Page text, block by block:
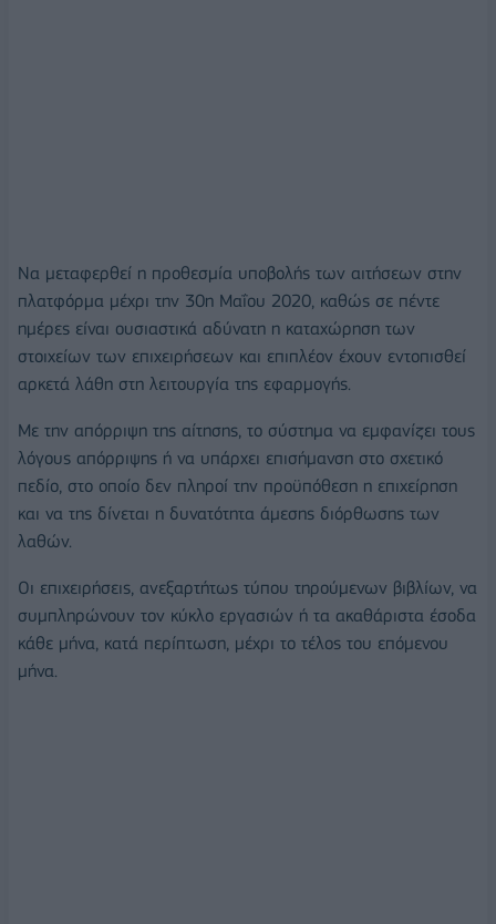
Να μεταφερθεί η προθεσμία υποβολής των αιτήσεων στην
πλατφόρμα μέχρι την 30η Μαΐου 2020, καθώς σε πέντε
ημέρες είναι ουσιαστικά αδύνατη η καταχώρηση των
στοιχείων των επιχειρήσεων και επιπλέον έχουν εντοπισθεί
αρκετά λάθη στη λειτουργία της εφαρμογής.
Με την απόρριψη της αίτησης, το σύστημα να εμφανίζει τους
λόγους απόρριψης ή να υπάρχει επισήμανση στο σχετικό
πεδίο, στο οποίο δεν πληροί την προϋπόθεση η επιχείρηση
και να της δίνεται η δυνατότητα άμεσης διόρθωσης των
λαθών.
Οι επιχειρήσεις, ανεξαρτήτως τύπου τηρούμενων βιβλίων, να
συμπληρώνουν τον κύκλο εργασιών ή τα ακαθάριστα έσοδα
κάθε μήνα, κατά περίπτωση, μέχρι το τέλος του επόμενου
μήνα.